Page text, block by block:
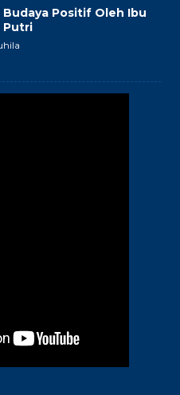
podcast bersama kadisdik
jatim
Budaya Positif Oleh Ibu
Putri